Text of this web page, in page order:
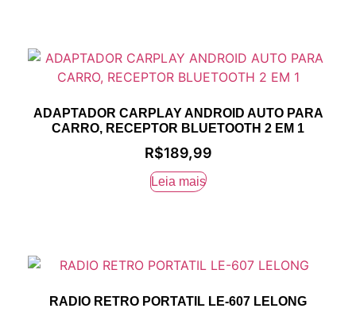
ADAPTADOR CARPLAY ANDROID AUTO PARA
CARRO, RECEPTOR BLUETOOTH 2 EM 1
R$189,99
Leia mais
RADIO RETRO PORTATIL LE-607 LELONG